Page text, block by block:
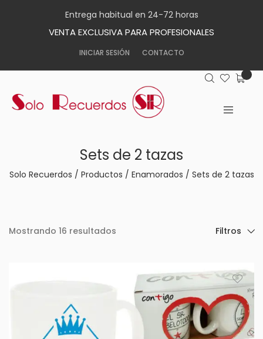
Entrega habitual en 24-72 horas
VENTA EXCLUSIVA PARA PROFESIONALES
INICIAR SESIÓN CONTACTO
Sets de 2 tazas
Solo Recuerdos / Productos / Enamorados / Sets de 2 tazas
Mostrando 16 resultados Filtros